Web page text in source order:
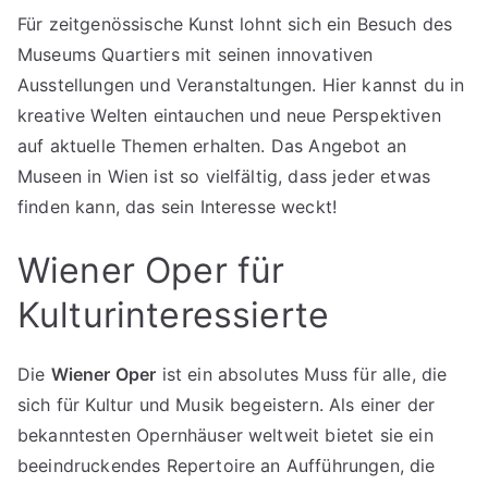
Für zeitgenössische Kunst lohnt sich ein Besuch des
Museums Quartiers mit seinen innovativen
Ausstellungen und Veranstaltungen. Hier kannst du in
kreative Welten eintauchen und neue Perspektiven
auf aktuelle Themen erhalten. Das Angebot an
Museen in Wien ist so vielfältig, dass jeder etwas
finden kann, das sein Interesse weckt!
Wiener Oper für
Kulturinteressierte
Die Wiener Oper ist ein absolutes Muss für alle, die
sich für Kultur und Musik begeistern. Als einer der
bekanntesten Opernhäuser weltweit bietet sie ein
beeindruckendes Repertoire an Aufführungen, die